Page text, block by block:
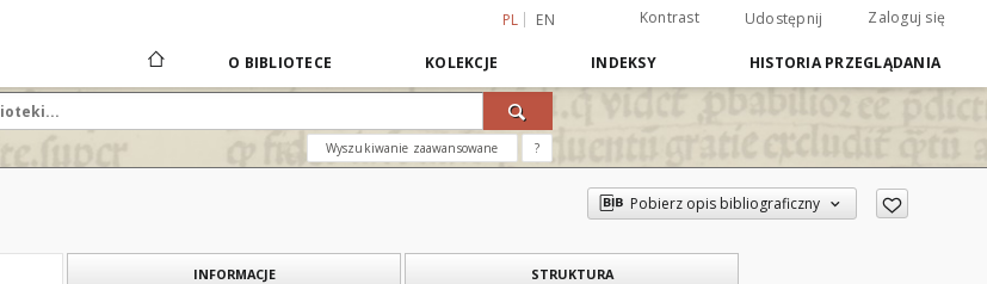
PL EN Kontrast Udostępnij Zaloguj się
O BIBLIOTECE KOLEKCJE INDEKSY HISTORIA PRZEGLĄDANIA
Wyszukiwanie zaawansowane ?
Pobierz opis bibliograficzny
INFORMACJE STRUKTURA